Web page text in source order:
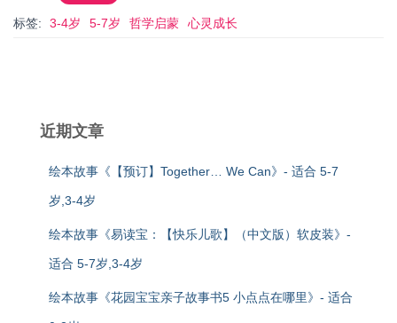
标签: 3-4岁 5-7岁 哲学启蒙 心灵成长
近期文章
绘本故事《【预订】Together… We Can》- 适合 5-7
岁,3-4岁
绘本故事《易读宝：【快乐儿歌】（中文版）软皮装》-
适合 5-7岁,3-4岁
绘本故事《花园宝宝亲子故事书5 小点点在哪里》- 适合